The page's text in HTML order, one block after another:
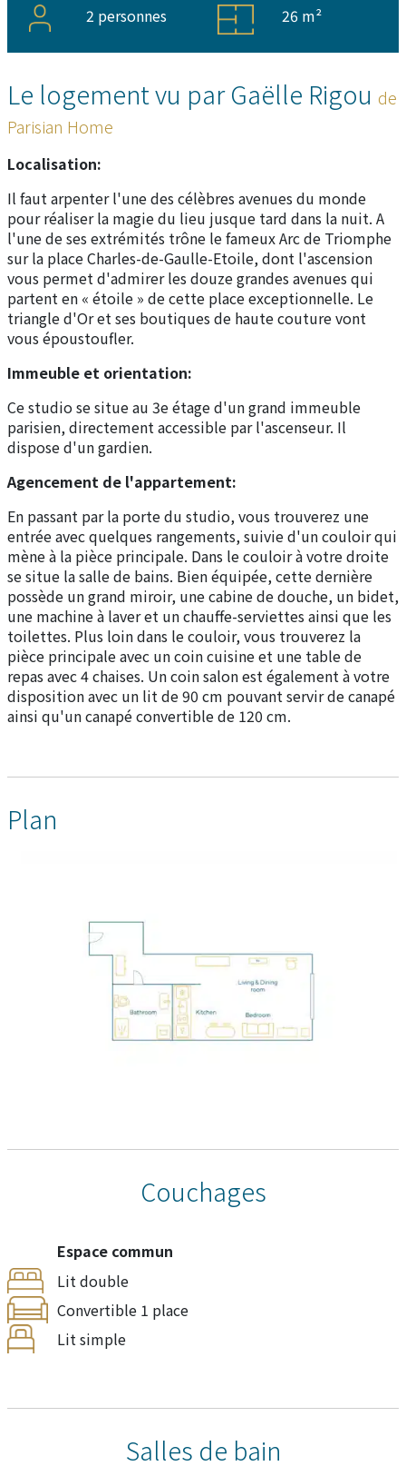
2 personnes 26 m²
Le logement vu par Gaëlle Rigou de
Parisian Home
Localisation:
Il faut arpenter l'une des célèbres avenues du monde
pour réaliser la magie du lieu jusque tard dans la nuit. A
l'une de ses extrémités trône le fameux Arc de Triomphe
sur la place Charles-de-Gaulle-Etoile, dont l'ascension
vous permet d'admirer les douze grandes avenues qui
partent en « étoile » de cette place exceptionnelle. Le
triangle d'Or et ses boutiques de haute couture vont
vous époustoufler.
Immeuble et orientation:
Ce studio se situe au 3e étage d'un grand immeuble
parisien, directement accessible par l'ascenseur. Il
dispose d'un gardien.
Agencement de l'appartement:
En passant par la porte du studio, vous trouverez une
entrée avec quelques rangements, suivie d'un couloir qui
mène à la pièce principale. Dans le couloir à votre droite
se situe la salle de bains. Bien équipée, cette dernière
possède un grand miroir, une cabine de douche, un bidet,
une machine à laver et un chauffe-serviettes ainsi que les
toilettes. Plus loin dans le couloir, vous trouverez la
pièce principale avec un coin cuisine et une table de
repas avec 4 chaises. Un coin salon est également à votre
disposition avec un lit de 90 cm pouvant servir de canapé
ainsi qu'un canapé convertible de 120 cm.
Plan
Couchages
Espace commun
Lit double
Convertible 1 place
Lit simple
Salles de bain